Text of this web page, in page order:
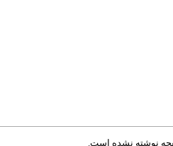
نوشته نشده است.